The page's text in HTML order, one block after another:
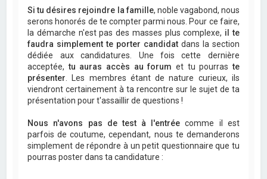
Si tu désires rejoindre la famille, noble vagabond, nous
serons honorés de te compter parmi nous. Pour ce faire,
la démarche n'est pas des masses plus complexe, il te
faudra simplement te porter candidatdans la section
dédiée aux candidatures. Une fois cette dernière
acceptée,tu auras accès au forum et tu pourraste
présenter . Les membres étant de nature curieux, ils
viendront certainement à ta rencontre sur le sujet de ta
présentation pour t'assaillir de questions !
Nous n'avons pas de test à l'entrée comme il est
parfois de coutume, cependant, nous te demanderons
simplement de répondre à un petit questionnaire que tu
pourras poster dans ta candidature :